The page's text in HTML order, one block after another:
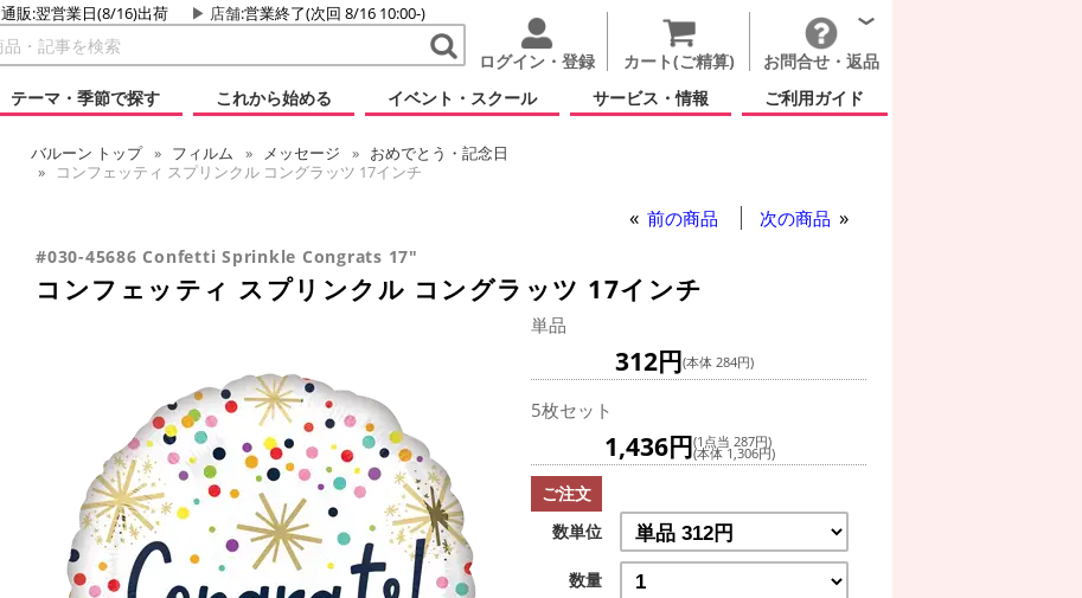
通販:翌営業日(8/16)出荷 店舗:営業終了(次回 8/16 10:00-)
ログイン・登録 カート(ご精算)
お問合せ・返品
テーマ・季節で探す
これから始める イベント・スクール サービス・情報 ご利用ガイド
バルーン トップ フィルム メッセージ
おめでとう・記念日
コンフェッティ スプリンクル コングラッツ 17インチ
前の商品 次の商品
#030-45686 Confetti Sprinkle Congrats 17"
コンフェッティ スプリンクル コングラッツ 17インチ
単品
312円(本体 284円)
5枚セット
1,436円(1点当 287円)
(本体 1,306円)
ご注文
数単位
数量